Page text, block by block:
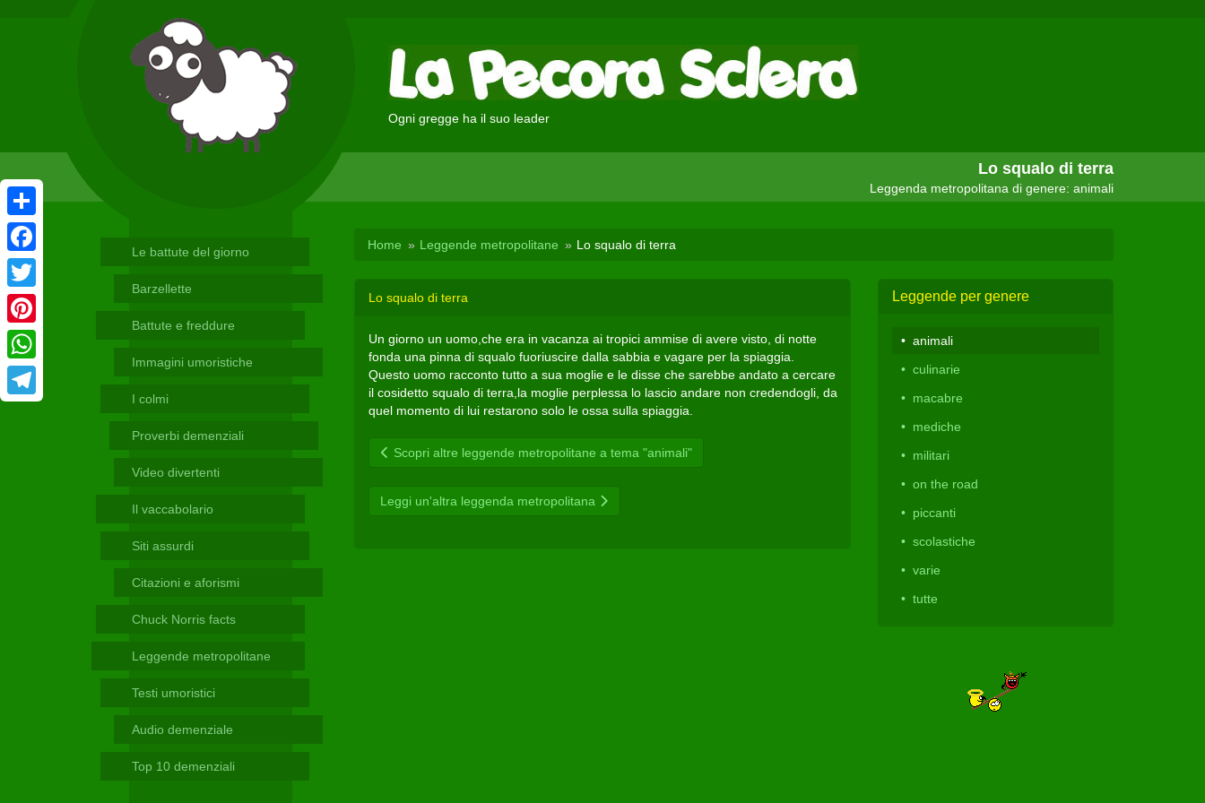
Ogni gregge ha il suo leader
Lo squalo di terra
Leggenda metropolitana di genere: animali
Le battute del giorno
Barzellette
Battute e freddure
Immagini umoristiche
I colmi
Proverbi demenziali
Video divertenti
Il vaccabolario
Siti assurdi
Citazioni e aforismi
Chuck Norris facts
Leggende metropolitane
Testi umoristici
Audio demenziale
Top 10 demenziali
Home Leggende metropolitane Lo squalo di terra
Lo squalo di terra
Un giorno un uomo,che era in vacanza ai tropici ammise di avere visto, di notte
fonda una pinna di squalo fuoriuscire dalla sabbia e vagare per la spiaggia.
Questo uomo racconto tutto a sua moglie e le disse che sarebbe andato a cercare
il cosidetto squalo di terra,la moglie perplessa lo lascio andare non credendogli, da
quel momento di lui restarono solo le ossa sulla spiaggia.
Scopri altre leggende metropolitane a tema "animali"
Leggi un'altra leggenda metropolitana
Leggende per genere
animali
culinarie
macabre
mediche
militari
on the road
piccanti
scolastiche
varie
tutte
Condividi
Facebook
Twitter
Pinterest
WhatsApp